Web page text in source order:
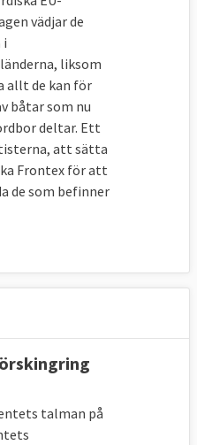
vädjar de
i
liksom
allt de kan för
båtar som nu
deltar. Ett
att sätta
Frontex för att
de som befinner
talman på